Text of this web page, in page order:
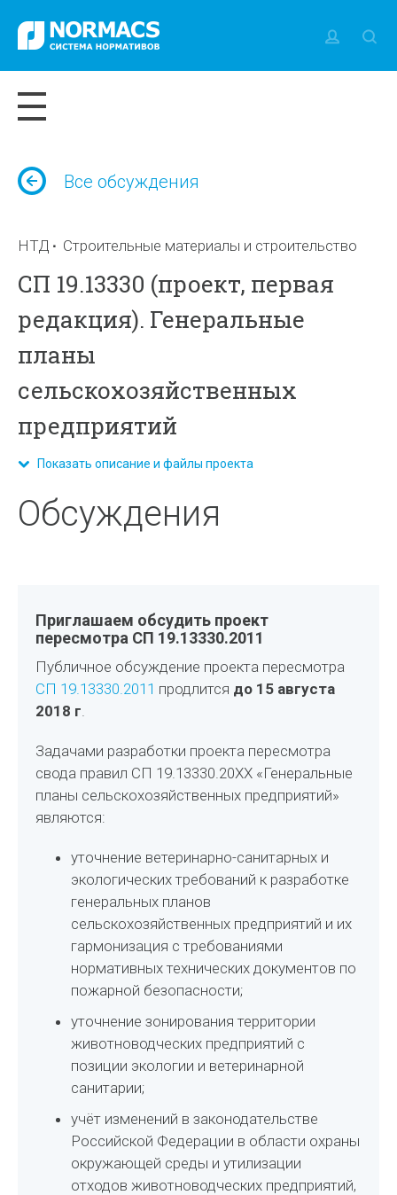
Все обсуждения
НТД Строительные материалы и строительство
СП 19.13330 (проект, первая
редакция). Генеральные
планы
сельскохозяйственных
предприятий
Показать описание и файлы проекта
Обсуждения
Приглашаем обсудить проект
пересмотра СП 19.13330.2011
Публичное обсуждение проекта пересмотра
СП 19.13330.2011 продлится до 15 августа
2018 г.
Задачами разработки проекта пересмотра
свода правил СП 19.13330.20ХХ «Генеральные
планы сельскохозяйственных предприятий»
являются:
уточнение ветеринарно-санитарных и
экологических требований к разработке
генеральных планов
сельскохозяйственных предприятий и их
гармонизация с требованиями
нормативных технических документов по
пожарной безопасности;
уточнение зонирования территории
животноводческих предприятий с
позиции экологии и ветеринарной
санитарии;
учёт изменений в законодательстве
Российской Федерации в области охраны
окружающей среды и утилизации
отходов животноводческих предприятий,